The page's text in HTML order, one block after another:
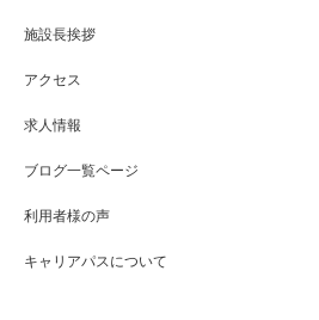
施設長挨拶
アクセス
求人情報
ブログ一覧ページ
利用者様の声
キャリアパスについて